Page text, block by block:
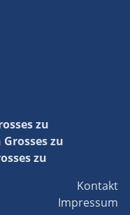
zu
zu
zu
Kontakt
Impressum